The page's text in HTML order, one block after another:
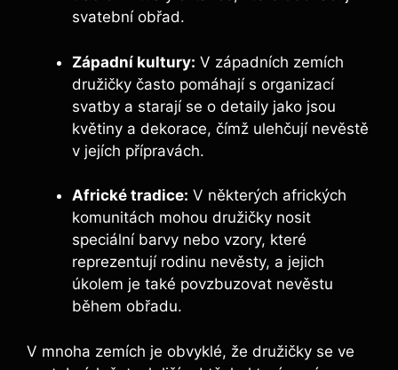
svatební obřad.
Západní ‌kultury: V západních zemích
družičky často pomáhají⁣ s organizací
svatby a starají se ​o detaily⁤ jako jsou‍
květiny a dekorace, čímž ulehčují nevěstě
v jejích přípravách.
Africké tradice: V některých afrických⁤
komunitách mohou ​družičky‍ nosit
speciální barvy nebo vzory, které
reprezentují ‌rodinu nevěsty, a jejich
úkolem je⁣ také⁤ povzbuzovat ‍nevěstu
během obřadu.
V ⁣mnoha ‌zemích je obvyklé, že družičky se⁢ ve‍